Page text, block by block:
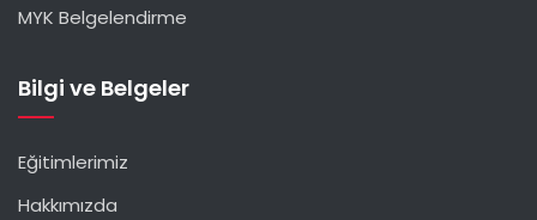
MYK Belgelendirme
Bilgi ve Belgeler
Eğitimlerimiz
Hakkımızda